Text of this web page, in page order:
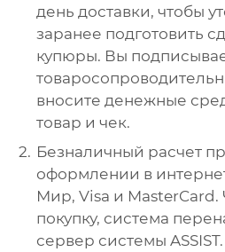
день доставки, чтобы
заранее подготовить
купюры. Вы
вносите денежные
товар и чек.
Безналичный расчет
оформлении в
Мир, Visa и MasterCard.
покупку, система
сервер системы